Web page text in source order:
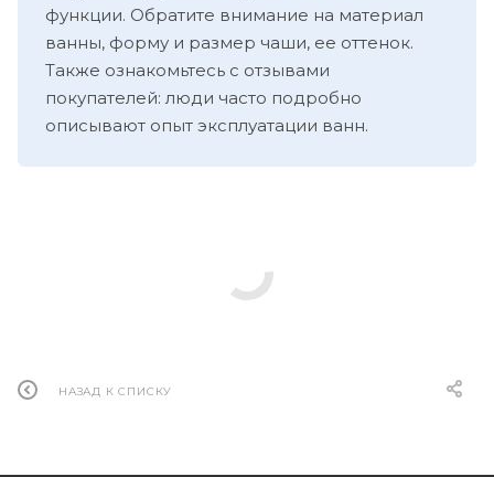
функции. Обратите внимание на материал
ванны, форму и размер чаши, ее оттенок.
Также ознакомьтесь с отзывами
покупателей: люди часто подробно
описывают опыт эксплуатации ванн.
НАЗАД К СПИСКУ